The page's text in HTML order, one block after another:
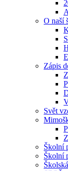
O naší
Zápis
Svět
Školní
Školní